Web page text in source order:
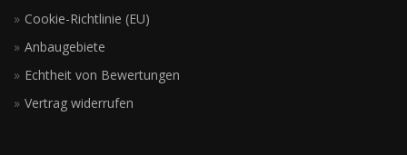
Cookie-Richtlinie (EU)
Anbaugebiete
Echtheit von Bewertungen
Vertrag widerrufen